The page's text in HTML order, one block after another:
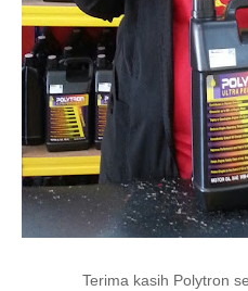
Terima kasih Polytron